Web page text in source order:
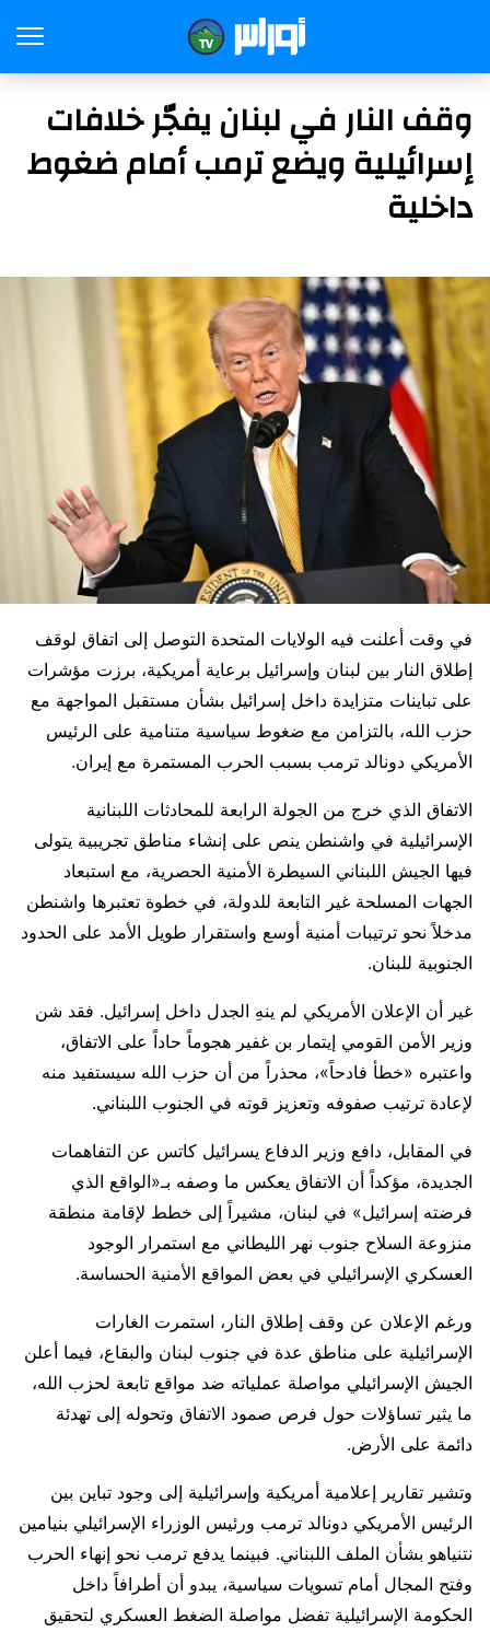
وقف النار في لبنان يفجّر خلافات
إسرائيلية ويضع ترمب أمام ضغوط
داخلية
في وقت أعلنت فيه الولايات المتحدة التوصل إلى اتفاق لوقف
إطلاق النار بين لبنان وإسرائيل برعاية أمريكية، برزت مؤشرات
على تباينات متزايدة داخل إسرائيل بشأن مستقبل المواجهة مع
حزب الله، بالتزامن مع ضغوط سياسية متنامية على الرئيس
الأمريكي دونالد ترمب بسبب الحرب المستمرة مع إيران.
الاتفاق الذي خرج من الجولة الرابعة للمحادثات اللبنانية
الإسرائيلية في واشنطن ينص على إنشاء مناطق تجريبية يتولى
فيها الجيش اللبناني السيطرة الأمنية الحصرية، مع استبعاد
الجهات المسلحة غير التابعة للدولة، في خطوة تعتبرها واشنطن
مدخلاً نحو ترتيبات أمنية أوسع واستقرار طويل الأمد على الحدود
الجنوبية للبنان.
غير أن الإعلان الأمريكي لم ينهِ الجدل داخل إسرائيل. فقد شن
وزير الأمن القومي إيتمار بن غفير هجوماً حاداً على الاتفاق،
واعتبره «خطأ فادحاً»، محذراً من أن حزب الله سيستفيد منه
لإعادة ترتيب صفوفه وتعزيز قوته في الجنوب اللبناني.
في المقابل، دافع وزير الدفاع يسرائيل كاتس عن التفاهمات
الجديدة، مؤكداً أن الاتفاق يعكس ما وصفه بـ«الواقع الذي
فرضته إسرائيل» في لبنان، مشيراً إلى خطط لإقامة منطقة
منزوعة السلاح جنوب نهر الليطاني مع استمرار الوجود
العسكري الإسرائيلي في بعض المواقع الأمنية الحساسة.
ورغم الإعلان عن وقف إطلاق النار، استمرت الغارات
الإسرائيلية على مناطق عدة في جنوب لبنان والبقاع، فيما أعلن
الجيش الإسرائيلي مواصلة عملياته ضد مواقع تابعة لحزب الله،
ما يثير تساؤلات حول فرص صمود الاتفاق وتحوله إلى تهدئة
دائمة على الأرض.
وتشير تقارير إعلامية أمريكية وإسرائيلية إلى وجود تباين بين
الرئيس الأمريكي دونالد ترمب ورئيس الوزراء الإسرائيلي بنيامين
نتنياهو بشأن الملف اللبناني. فبينما يدفع ترمب نحو إنهاء الحرب
وفتح المجال أمام تسويات سياسية، يبدو أن أطرافاً داخل
الحكومة الإسرائيلية تفضل مواصلة الضغط العسكري لتحقيق